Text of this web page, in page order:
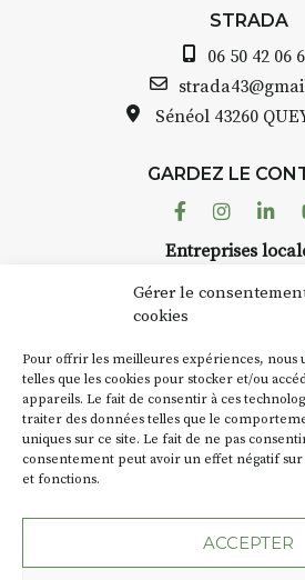
Gérer le
cookies
Pour offrir les meilleures expériences, nous
telles que les cookies pour stocker et/ou
appareils. Le fait de consentir à ces
traiter des données telles que le
uniques sur ce site. Le fait de ne pas
consentement peut avoir un effet négatif
et fonctions.
ACCEPTER
8h : rendez-
départ
sur site
pique-nique
13h30 – 17h30
Et si le temps
abrité
créer.
les 3 jours)
Minimum 8
pension
Prix pour
📅Dates au
STRADA
06 50 42 06
Sénéol 43260
GARDEZ LE
Facebook
Entreprises
Suivez toute l'actu